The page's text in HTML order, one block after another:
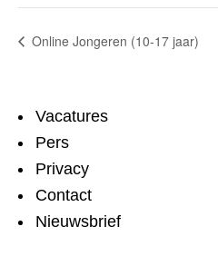
Online Jongeren (10-17 jaar)
Vacatures
Pers
Privacy
Contact
Nieuwsbrief